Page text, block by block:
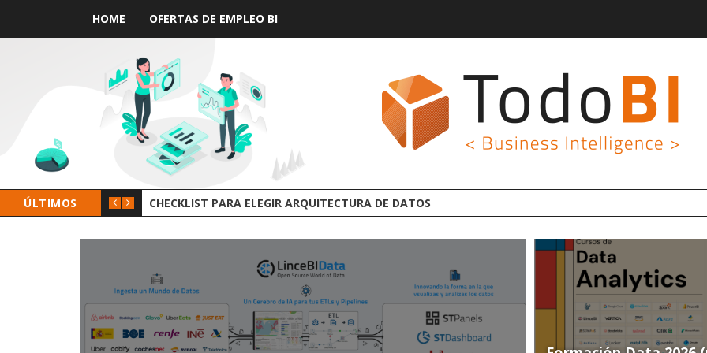
HOME OFERTAS DE EMPLEO BI
ÚLTIMOS GROOT AI LINCEBI: LA NUEVA PLATAFORMA ANALYTICS AI OPEN SOURCE